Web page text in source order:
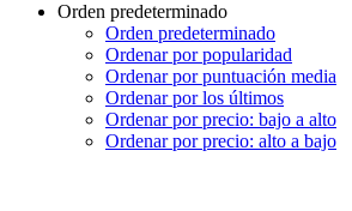
Orden predeterminado
Orden predeterminado
Ordenar por popularidad
Ordenar por puntuación media
Ordenar por los últimos
Ordenar por precio: bajo a alto
Ordenar por precio: alto a bajo